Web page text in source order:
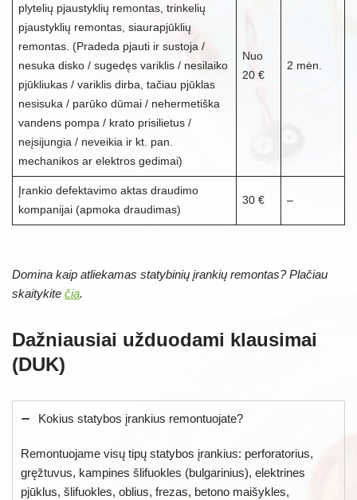
plytelių pjaustyklių remontas, trinkelių
pjaustyklių remontas, siaurapjūklių
remontas. (Pradeda pjauti ir sustoja /
nesuka disko / sugedęs variklis / nesilaiko
pjūkliukas / variklis dirba, tačiau pjūklas
nesisuka / parūko dūmai / nehermetiška
vandens pompa / krato prisilietus /
neįsijungia / neveikia ir kt. pan.
mechanikos ar elektros gedimai)
Nuo
20 €
2 mėn.
Įrankio defektavimo aktas draudimo
kompanijai (apmoka draudimas)
30 € –
Domina kaip atliekamas statybinių įrankių remontas? Plačiau
skaitykite čia.
Dažniausiai užduodami klausimai
(DUK)
Kokius statybos įrankius remontuojate?
Remontuojame visų tipų statybos įrankius: perforatorius,
gręžtuvus, kampines šlifuokles (bulgarinius), elektrines
pjūklus, šlifuokles, oblius, frezas, betono maišykles,